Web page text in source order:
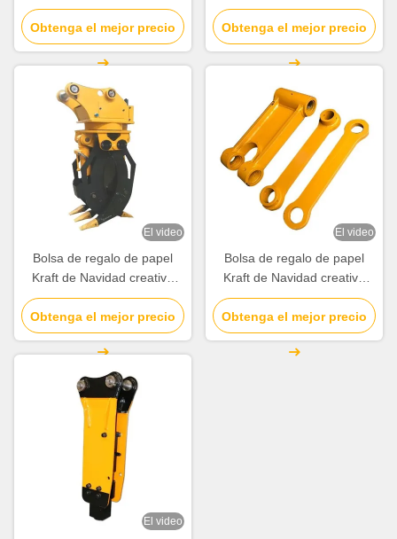
personalizada con su propio
logotipo para la fiesta
decorativa de Navidad
Obtenga el mejor precio
personalizada con su propio
logotipo para la fiesta
decorativa de Navidad
Obtenga el mejor precio
El video
Bolsa de regalo de papel
Kraft de Navidad creativa
personalizada con su propio
logotipo para la fiesta
decorativa de Navidad
Obtenga el mejor precio
El video
Bolsa de regalo de papel
Kraft de Navidad creativa
personalizada con su propio
logotipo para la fiesta
decorativa de Navidad
Obtenga el mejor precio
El video